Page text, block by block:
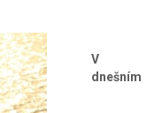
V
dnešním